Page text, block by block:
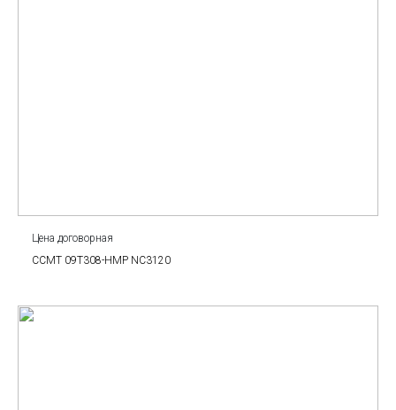
Цена договорная
CCMT 09T308-HMP NC3120